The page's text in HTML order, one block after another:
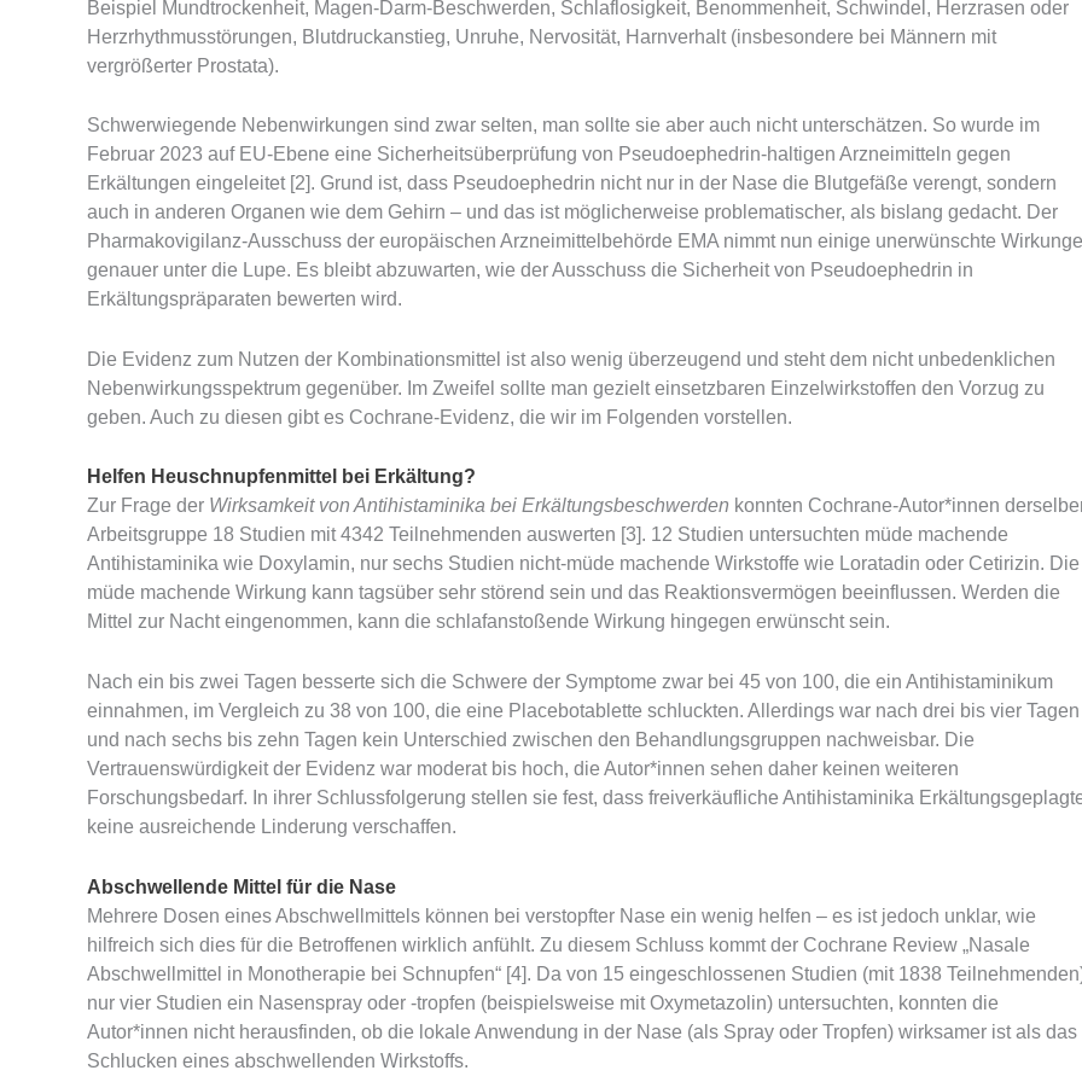
Beispiel Mundtrockenheit, Magen-Darm-Beschwerden, Schlaflosigkeit, Benommenheit, Schwindel, Herzrasen oder
Herzrhythmusstörungen, Blutdruckanstieg, Unruhe, Nervosität, Harnverhalt (insbesondere bei Männern mit
vergrößerter Prostata).
Schwerwiegende Nebenwirkungen sind zwar selten, man sollte sie aber auch nicht unterschätzen. So wurde im
Februar 2023 auf EU-Ebene eine Sicherheitsüberprüfung von Pseudoephedrin-haltigen Arzneimitteln gegen
Erkältungen eingeleitet [2]. Grund ist, dass Pseudoephedrin nicht nur in der Nase die Blutgefäße verengt, sondern
auch in anderen Organen wie dem Gehirn – und das ist möglicherweise problematischer, als bislang gedacht. Der
Pharmakovigilanz-Ausschuss der europäischen Arzneimittelbehörde EMA nimmt nun einige unerwünschte
genauer unter die Lupe. Es bleibt abzuwarten, wie der Ausschuss die Sicherheit von Pseudoephedrin in
Erkältungspräparaten bewerten wird.
Die Evidenz zum Nutzen der Kombinationsmittel ist also wenig überzeugend und steht dem nicht unbedenklichen
Nebenwirkungsspektrum gegenüber. Im Zweifel sollte man gezielt einsetzbaren Einzelwirkstoffen den Vorzug zu
geben. Auch zu diesen gibt es Cochrane-Evidenz, die wir im Folgenden vorstellen.
Helfen Heuschnupfenmittel bei Erkältung?
Zur Frage der Wirksamkeit von Antihistaminika bei Erkältungsbeschwerden konnten Cochrane-Autor*innen
Arbeitsgruppe 18 Studien mit 4342 Teilnehmenden auswerten [3]. 12 Studien untersuchten müde machende
Antihistaminika wie Doxylamin, nur sechs Studien nicht-müde machende Wirkstoffe wie Loratadin oder Cetirizin. Die
müde machende Wirkung kann tagsüber sehr störend sein und das Reaktionsvermögen beeinflussen. Werden die
Mittel zur Nacht eingenommen, kann die schlafanstoßende Wirkung hingegen erwünscht sein.
Nach ein bis zwei Tagen besserte sich die Schwere der Symptome zwar bei 45 von 100, die ein Antihistaminikum
einnahmen, im Vergleich zu 38 von 100, die eine Placebotablette schluckten. Allerdings war nach drei bis vier Tagen
und nach sechs bis zehn Tagen kein Unterschied zwischen den Behandlungsgruppen nachweisbar. Die
Vertrauenswürdigkeit der Evidenz war moderat bis hoch, die Autor*innen sehen daher keinen weiteren
Forschungsbedarf. In ihrer Schlussfolgerung stellen sie fest, dass freiverkäufliche Antihistaminika
keine ausreichende Linderung verschaffen.
Abschwellende Mittel für die Nase
Mehrere Dosen eines Abschwellmittels können bei verstopfter Nase ein wenig helfen – es ist jedoch unklar, wie
hilfreich sich dies für die Betroffenen wirklich anfühlt. Zu diesem Schluss kommt der Cochrane Review „Nasale
Abschwellmittel in Monotherapie bei Schnupfen“ [4]. Da von 15 eingeschlossenen Studien (mit 1838
nur vier Studien ein Nasenspray oder -tropfen (beispielsweise mit Oxymetazolin) untersuchten, konnten die
Autor*innen nicht herausfinden, ob die lokale Anwendung in der Nase (als Spray oder Tropfen) wirksamer ist als das
Schlucken eines abschwellenden Wirkstoffs.